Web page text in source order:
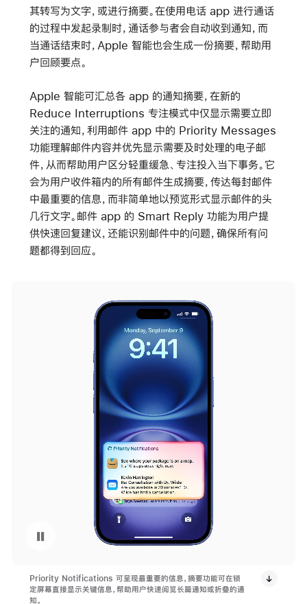
其转写为文字，或进行摘要。在使用电话 app 进行通话
的过程中发起录制时，通话参与者会自动收到通知，而
当通话结束时，Apple 智能也会生成一份摘要，帮助用
户回顾要点。
Apple 智能可汇总各 app 的通知摘要，在新的
Reduce Interruptions 专注模式中仅显示需要立即
关注的通知，利用邮件 app 中的 Priority Messages
功能理解邮件内容并优先显示需要及时处理的电子邮
件，从而帮助用户区分轻重缓急、专注投入当下事务。它
会为用户收件箱内的所有邮件生成摘要，传达每封邮件
中最重要的信息，而非简单地以预览形式显示邮件的头
几行文字。邮件 app 的 Smart Reply 功能为用户提
供快速回复建议，还能识别邮件中的问题，确保所有问
题都得到回应。
暂停播放视频 Apple 智能 Priority Notifications
Priority Notifications 可呈现最重要的信息，摘要功能可在锁
定屏幕直接显示关键信息，帮助用户快速阅览长篇通知或折叠的通
知。